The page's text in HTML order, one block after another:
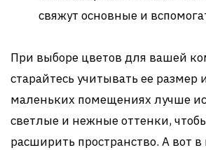
свяжут основные и
При выборе цветов для вашей
старайтесь учитывать ее размер
маленьких помещениях лучше
светлые и нежные оттенки,
расширить пространство. А вот в